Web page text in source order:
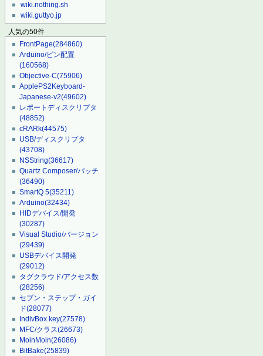
wiki.nothing.sh
wiki.guttyo.jp
人気の50件
FrontPage(284860)
Arduino/ピン配置
(160568)
Objective-C(75906)
ApplePS2Keyboard-
Japanese-v2(49602)
レポートディスクリプタ
(48852)
cRARk(44575)
USB/ディスクリプタ
(43708)
NSString(36617)
Quartz Composer/パッチ
(36490)
SmartQ 5(35211)
Arduino(32434)
HIDデバイス/開発
(30287)
Visual Studio/バージョン
(29439)
USBデバイス開発
(29012)
タグクラウド/アクセス数
(28256)
セブン・ステップ・ガイ
ド(28077)
IndivBox.key(27578)
MFC/クラス(26673)
MoinMoin(26086)
BitBake(25839)